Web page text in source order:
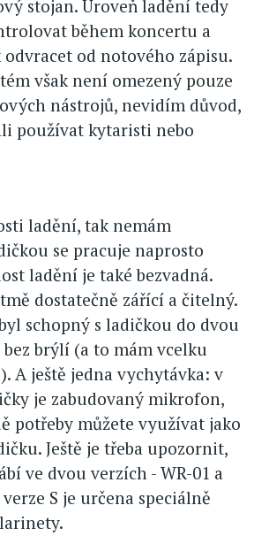
stojan. Úroveň ladění tedy
během koncertu a
od notového zápisu.
však není omezený pouze
nástrojů, nevidím důvod,
používat kytaristi nebo
ladění, tak nemám
se pracuje naprosto
ladění je také bezvadná.
dostatečně zářící a čitelný.
schopný s ladičkou do dvou
brýlí (a to mám vcelku
A ještě jedna vychytávka: v
je zabudovaný mikrofon,
potřeby můžete využívat jako
Ještě je třeba upozornit,
ve dvou verzích - WR-01 a
S je určena speciálně